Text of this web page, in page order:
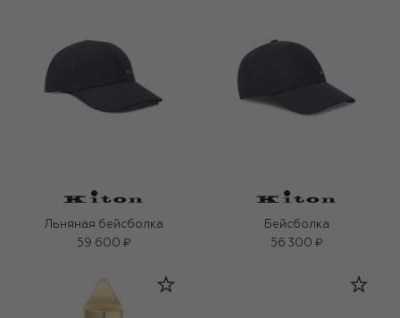
Льняная бейсболка
59 600 ₽
Бейсболка
56 300 ₽